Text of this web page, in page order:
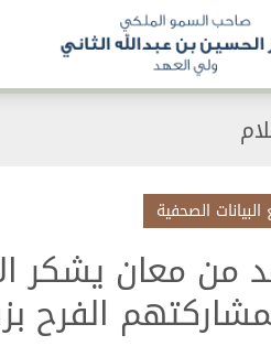
الصحفية
من معان يشكر
الفرح